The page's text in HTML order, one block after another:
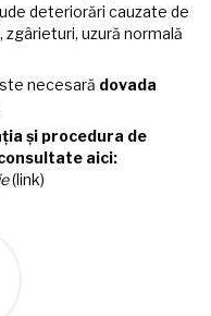
deteriorări cauzate de
uzură normală
necesară dovada
și procedura de
aici:
(link)